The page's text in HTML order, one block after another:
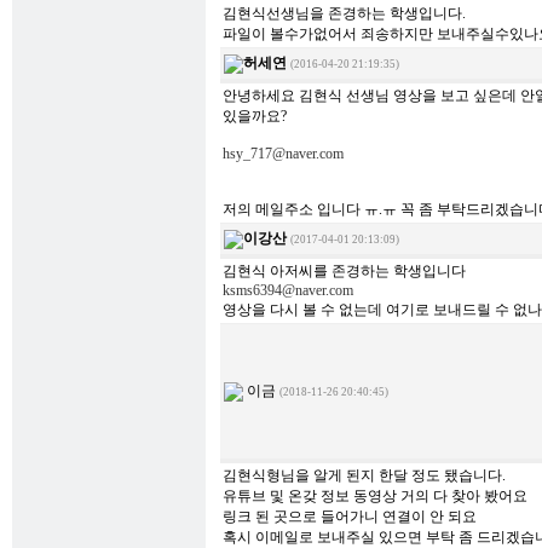
김현식선생님을 존경하는 학생입니다.
파일이 볼수가없어서 죄송하지만 보내주실수있나
허세연 (2016-04-20 21:19:35)
안녕하세요 김현식 선생님 영상을 보고 싶은데
있을까요?
hsy_717@naver.com
저의 메일주소 입니다 ㅠ.ㅠ 꼭 좀 부탁드리겠습니
이강산 (2017-04-01 20:13:09)
김현식 아저씨를 존경하는 학생입니다
ksms6394@naver.com
영상을 다시 볼 수 없는데 여기로 보내드릴 수 없
이금 (2018-11-26 20:40:45)
김현식형님을 알게 된지 한달 정도 됐습니다.
유튜브 및 온갖 정보 동영상 거의 다 찾아 봤어요
링크 된 곳으로 들어가니 연결이 안 되요
혹시 이메일로 보내주실 있으면 부탁 좀 드리겠습